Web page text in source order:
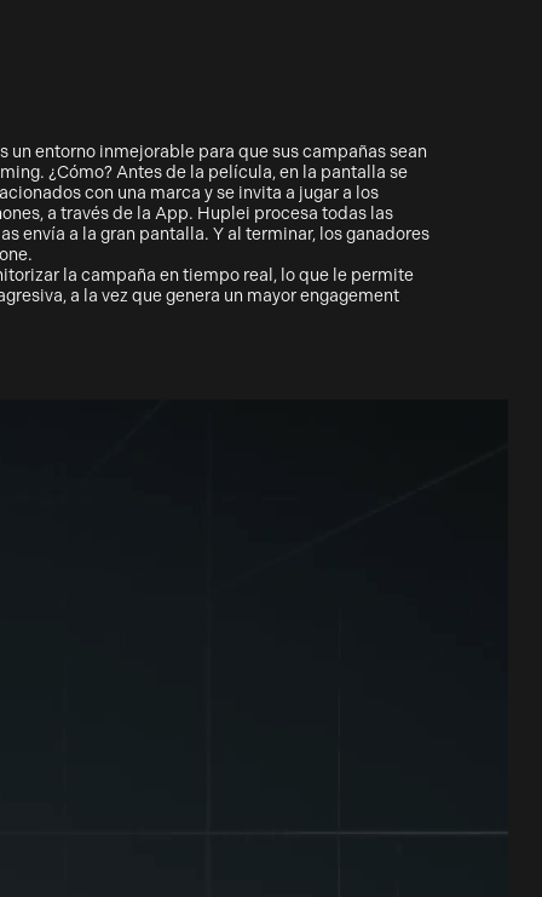
un entorno inmejorable para que sus campañas sean
¿Cómo? Antes de la película, en la pantalla se
con una marca y se invita a jugar a los
a través de la App. Huplei procesa todas las
envía a la gran pantalla. Y al terminar, los ganadores
la campaña en tiempo real, lo que le permite
a la vez que genera un mayor engagement